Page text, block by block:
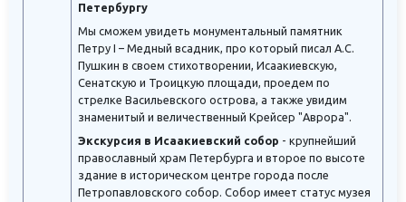
Петербургу
Мы сможем увидеть монументальный памятник
Петру I – Медный всадник, про который писал А.С.
Пушкин в своем стихотворении, Исаакиевскую,
Сенатскую и Троицкую площади, проедем по
стрелке Васильевского острова, а также увидим
знаменитый и величественный Крейсер "Аврора".
Экскурсия в Исаакиевский собор - крупнейший
православный храм Петербурга и второе по высоте
здание в историческом центре города после
Петропавловского собор. Собор имеет статус музея